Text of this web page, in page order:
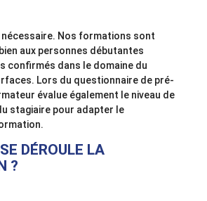
Nos formations sont
aux personnes débutantes
confirmés dans le domaine du
Lors du questionnaire de pré-
évalue également le niveau de
stagiaire pour adapter le
DÉROULE LA
?